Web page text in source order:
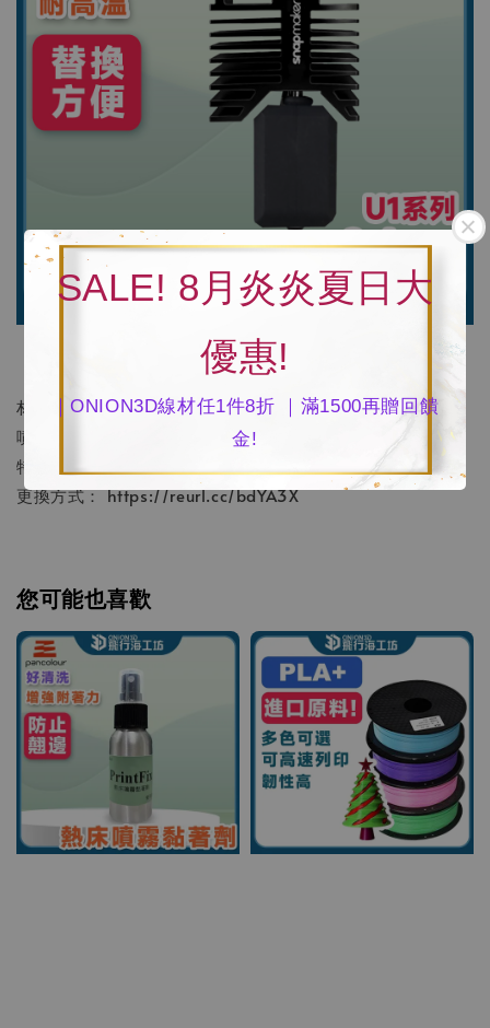
SALE! 8月炎炎夏日大
優惠!
｜ONION3D線材任1件8折 ｜滿1500再贈回饋
金!
材質：不鏽鋼
噴嘴口徑：0.4mm
特色：可滿足常規性耗材，如PLA、PETG、TPU
更換方式： https://reurl.cc/bdYA3X
您可能也喜歡